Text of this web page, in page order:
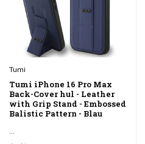
Tumi
Tumi iPhone 16 Pro Max
Back-Cover hul - Leather
with Grip Stand - Embossed
Balistic Pattern - Blau